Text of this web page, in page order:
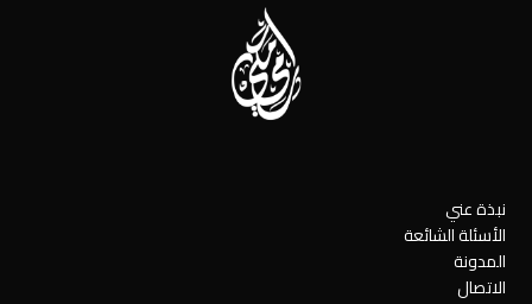
نبذة عني
الأسئلة الشائعة
المدونة
الاتصال